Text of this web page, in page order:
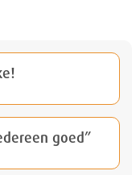
goed”